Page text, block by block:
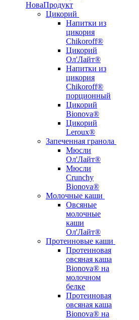
НоваПродукт
Цикорий
Напитки из
цикория
Chikoroff®
Цикорий
Ол'Лайт®
Напитки из
цикория
Chikoroff®
порционный
Цикорий
Bionova®
Цикорий
Leroux®
Запеченная гранола
Мюсли
Ол'Лайт®
Мюсли
Crunchy
Bionova®
Молочные каши
Овсяные
молочные
каши
Ол'Лайт®
Протеиновые каши
Протеиновая
овсяная каша
Bionova® на
молочном
белке
Протеиновая
овсяная каша
Bionova® на